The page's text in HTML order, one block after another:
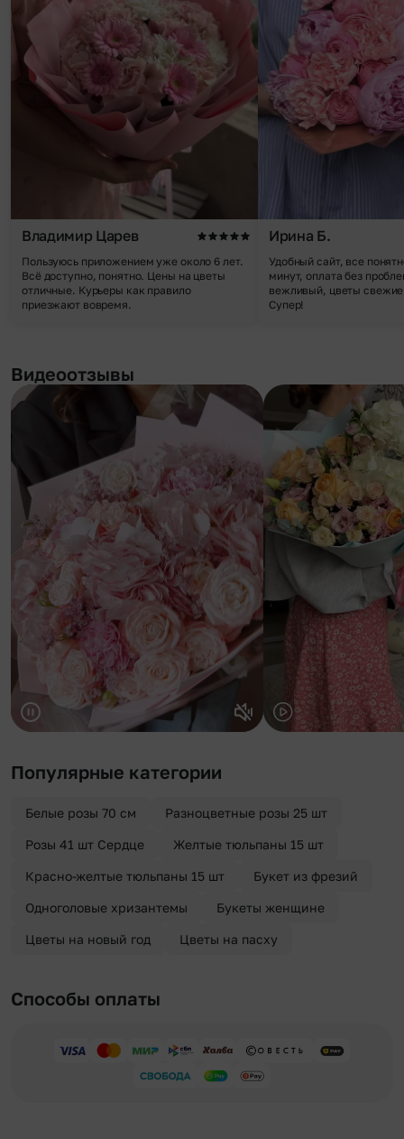
Владимир Царев
Пользуюсь приложением уже около 6 лет.
Всё доступно, понятно. Цены на цветы
отличные. Курьеры как правило
приезжают вовремя.
Ирина Б.
Удобный сайт, все
минут, оплата без
вежливый, цветы
Супер!
Видеоотзывы
Популярные категории
Белые розы 70 см Разноцветные розы 25 шт
Розы 41 шт Сердце Желтые тюльпаны 15 шт
Красно-желтые тюльпаны 15 шт Букет из фрезий
Одноголовые хризантемы Букеты женщине
Цветы на новый год Цветы на пасху
Способы оплаты